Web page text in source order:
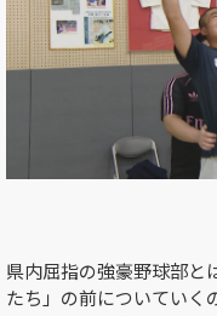
県内屈指の強豪野球部と
たち」の前についていく